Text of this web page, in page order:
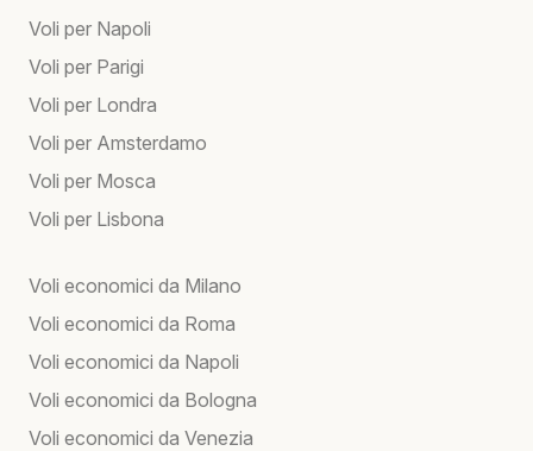
Voli per Napoli
Voli per Parigi
Voli per Londra
Voli per Amsterdamo
Voli per Mosca
Voli per Lisbona
Voli economici da Milano
Voli economici da Roma
Voli economici da Napoli
Voli economici da Bologna
Voli economici da Venezia